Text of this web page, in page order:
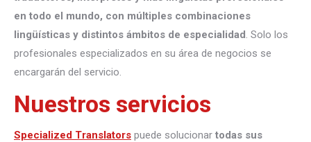
en todo el mundo, con múltiples combinaciones
lingüísticas y distintos ámbitos de especialidad. Solo los
profesionales especializados en su área de negocios se
encargarán del servicio.
Nuestros servicios
Specialized Translators puede solucionar todas sus